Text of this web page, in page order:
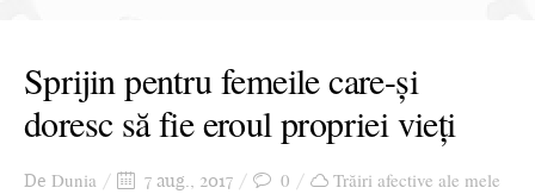
Sprijin pentru femeile care-și
doresc să fie eroul propriei vieți
De Dunia 7 aug., 2017 0
Trăiri afective ale mele